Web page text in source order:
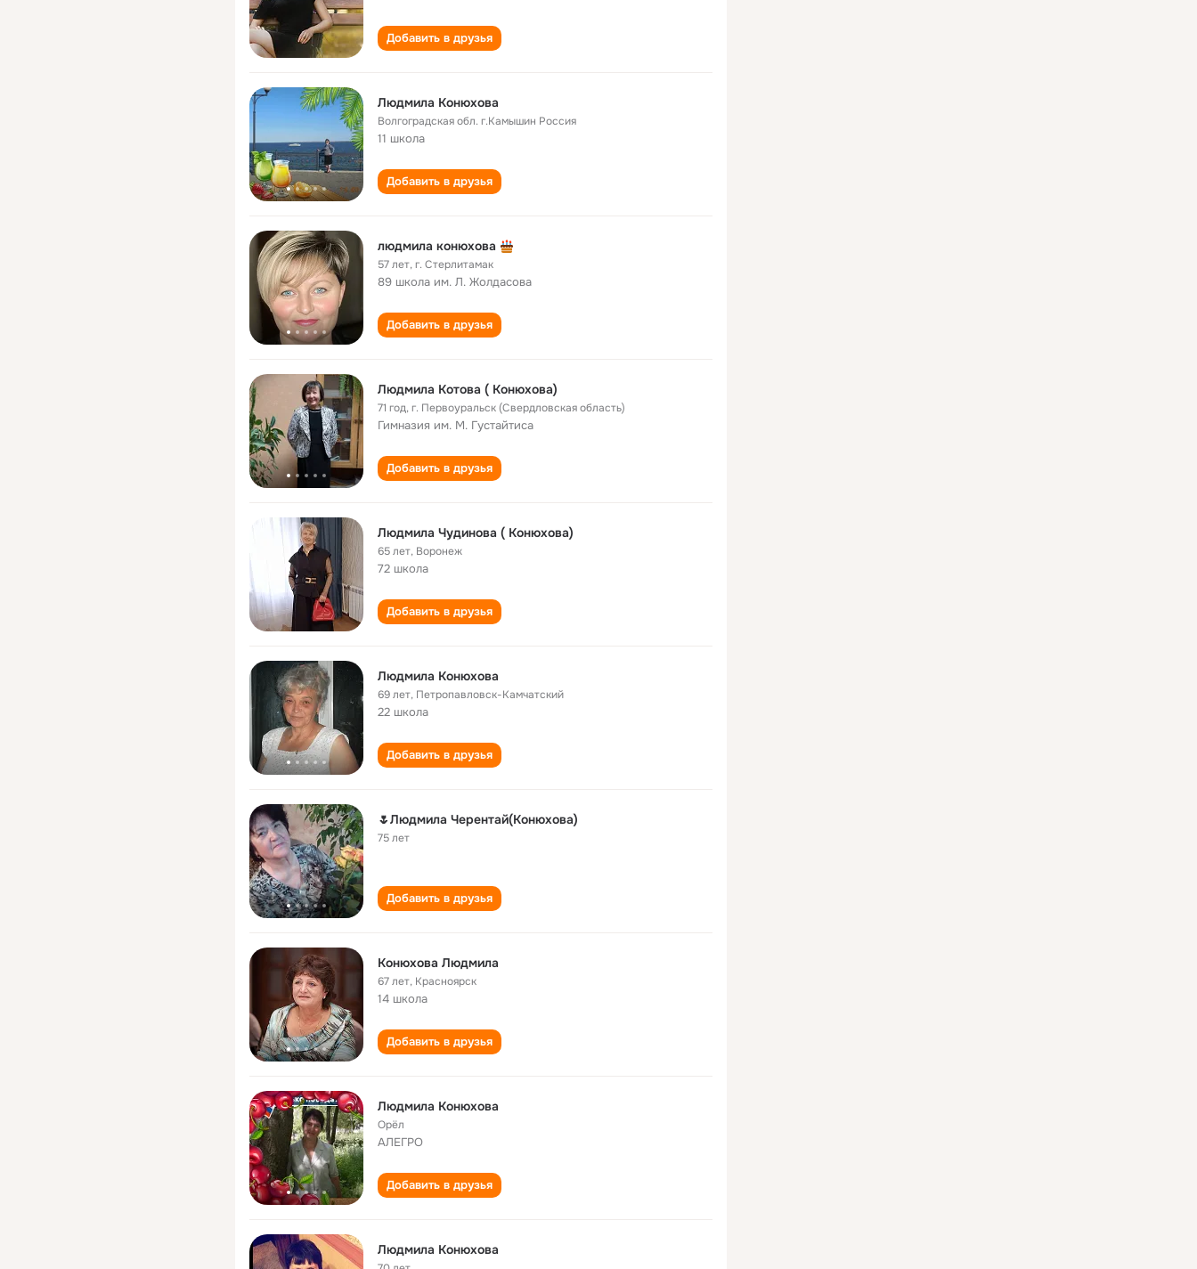
Добавить в друзья
Людмила Конюхова
Волгоградская обл. г.Камышин Россия
11 школа
Добавить в друзья
людмила конюхова
57 лет,г. Стерлитамак
89 школа им. Л. Жолдасова
Добавить в друзья
Людмила Котова ( Конюхова)
71 год,г. Первоуральск (Свердловская область)
Гимназия им. М. Густайтиса
Добавить в друзья
Людмила Чудинова ( Конюхова)
65 лет, Воронеж
72 школа
Добавить в друзья
Людмила Конюхова
69 лет, Петропавловск-Камчатский
22 школа
Добавить в друзья
🌷Людмила Черентай(Конюхова)
75 лет
Добавить в друзья
Конюхова Людмила
67 лет, Красноярск
14 школа
Добавить в друзья
Людмила Конюхова
Орёл
АЛЕГРО
Добавить в друзья
Людмила Конюхова